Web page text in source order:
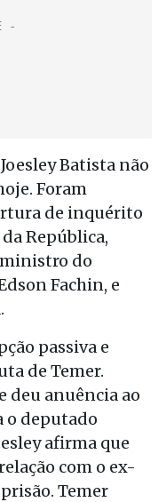
Batista não
Foram
de inquérito
República,
ministro do
Fachin, e
passiva e
de Temer.
deu anuência ao
o deputado
afirma que
com o ex-
Temer